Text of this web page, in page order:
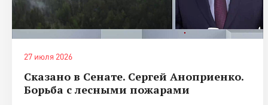
27 июля 2026
Сказано в Сенате. Сергей Аноприенко.
Борьба с лесными пожарами